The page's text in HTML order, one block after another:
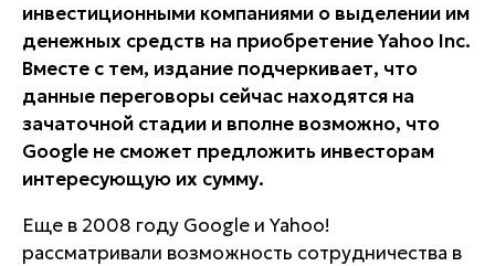
инвестиционными компаниями о выделении им
денежных средств на приобретение Yahoo Inc.
Вместе с тем, издание подчеркивает, что
данные переговоры сейчас находятся на
зачаточной стадии и вполне возможно, что
Google не сможет предложить инвесторам
интересующую их сумму.
Еще в 2008 году Google и Yahoo!
рассматривали возможность сотрудничества в